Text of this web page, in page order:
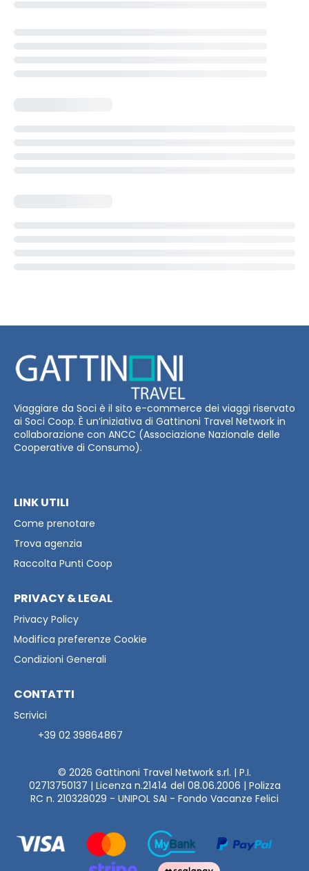
Viaggiare da Soci è il sito e-commerce dei viaggi riservato
ai Soci Coop. È un’iniziativa di Gattinoni Travel Network in
collaborazione con ANCC (Associazione Nazionale delle
Cooperative di Consumo).
LINK UTILI
Come prenotare
Trova agenzia
Raccolta Punti Coop
PRIVACY & LEGAL
Privacy Policy
Modifica preferenze Cookie
Condizioni Generali
CONTATTI
Scrivici
+39 02 39864867
© 2026 Gattinoni Travel Network s.rl. | P.I.
02713750137 | Licenza n.21414 del 08.06.2006 | Polizza
RC n. 210328029 - UNIPOL SAI - Fondo Vacanze Felici